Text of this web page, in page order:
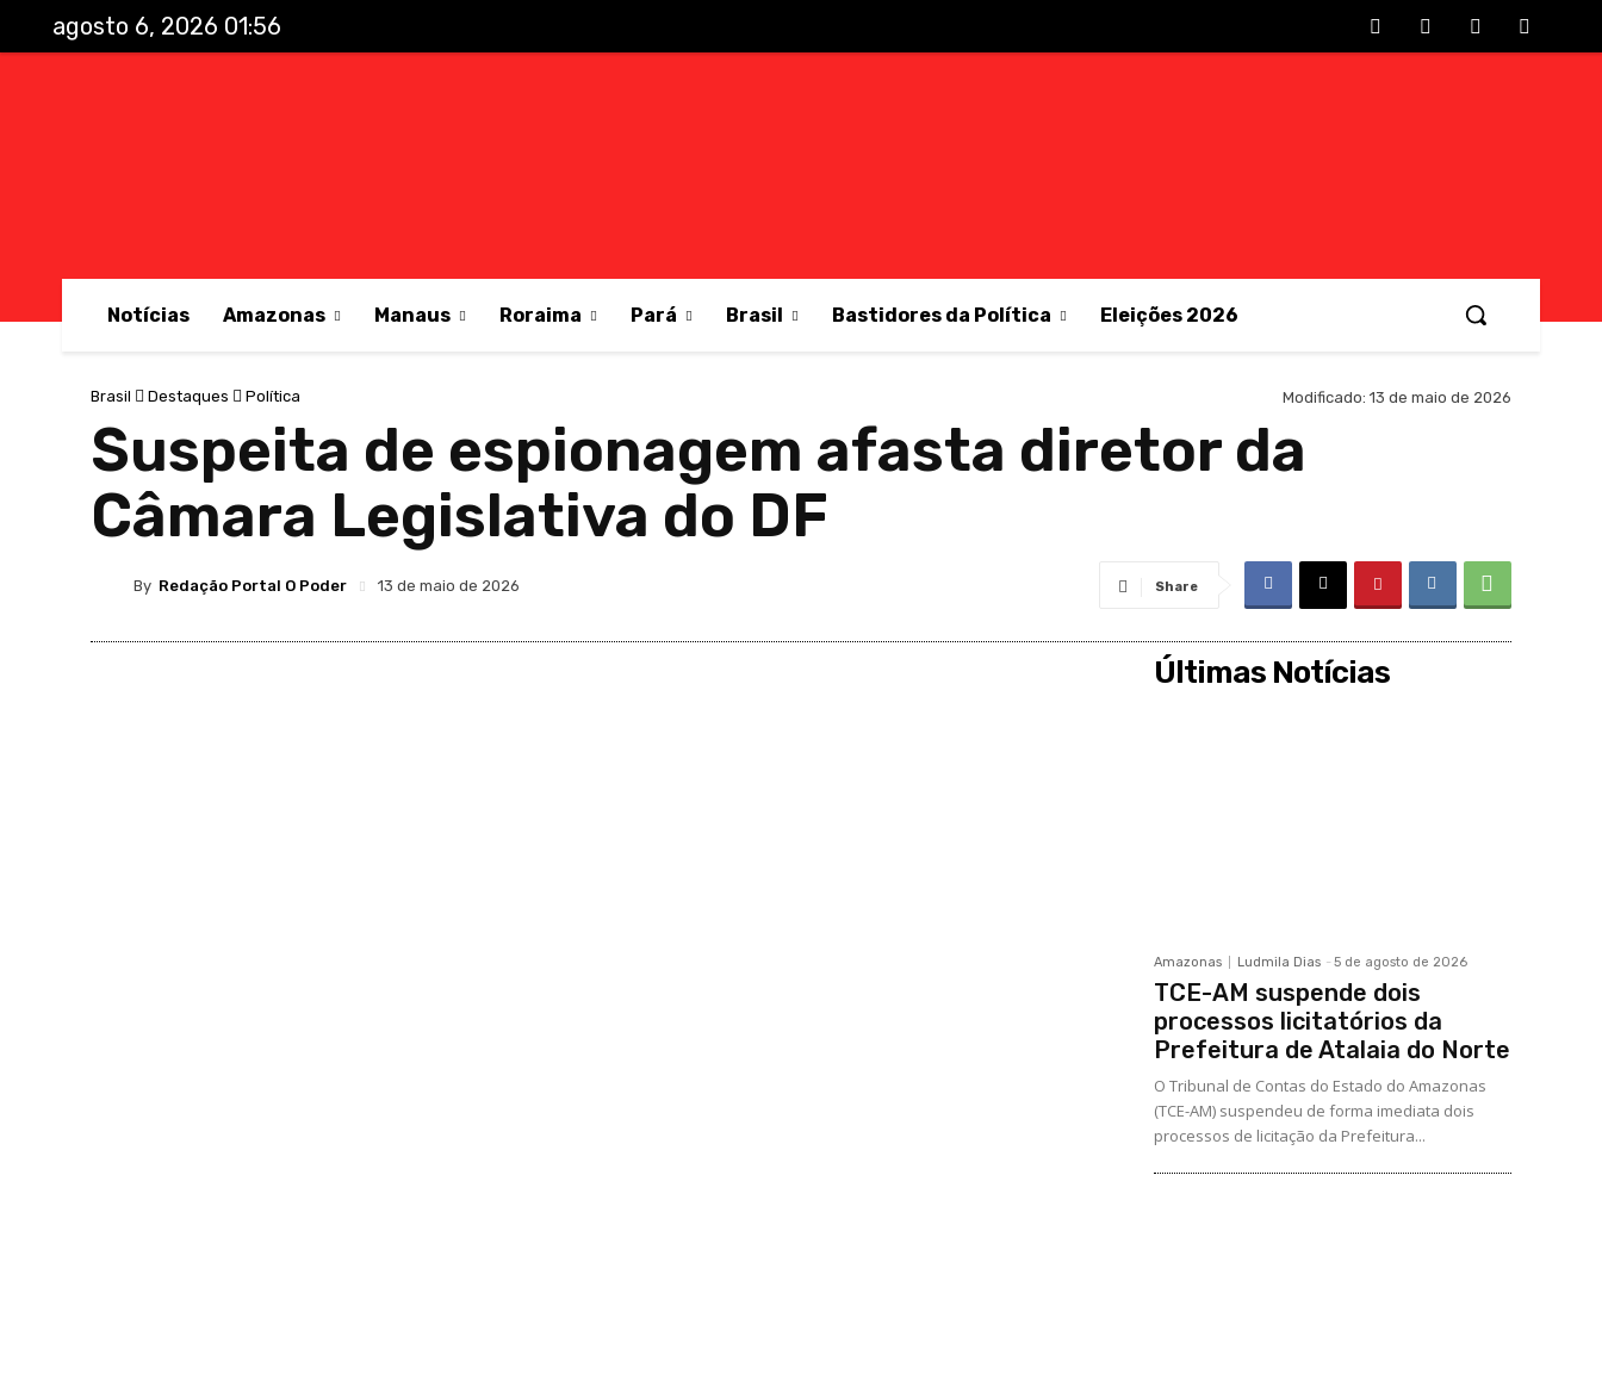
agosto 6, 2026 01:56
Notícias Amazonas Manaus Roraima Pará Brasil Bastidores da Política Eleições 2026
Brasil Destaques Política Modificado: 13 de maio de 2026
Suspeita de espionagem afasta diretor da
Câmara Legislativa do DF
By Redação Portal O Poder 13 de maio de 2026 Share
Últimas Notícias
Amazonas Ludmila Dias - 5 de agosto de 2026
TCE-AM suspende dois
processos licitatórios da
Prefeitura de Atalaia do Norte
O Tribunal de Contas do Estado do Amazonas
(TCE-AM) suspendeu de forma imediata dois
processos de licitação da Prefeitura...